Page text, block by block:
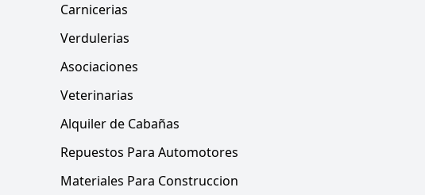
Carnicerias
Verdulerias
Asociaciones
Veterinarias
Alquiler de Cabañas
Repuestos Para Automotores
Materiales Para Construccion